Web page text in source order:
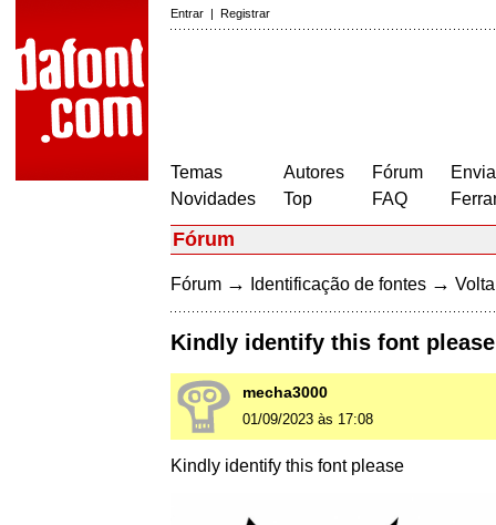
Entrar | Registrar
Temas
Novidades
Autores
Top
Fórum
FAQ
Fórum
Fórum → Identificação de fontes →
Kindly identify this font please
mecha3000
01/09/2023 às 17:08
Kindly identify this font please